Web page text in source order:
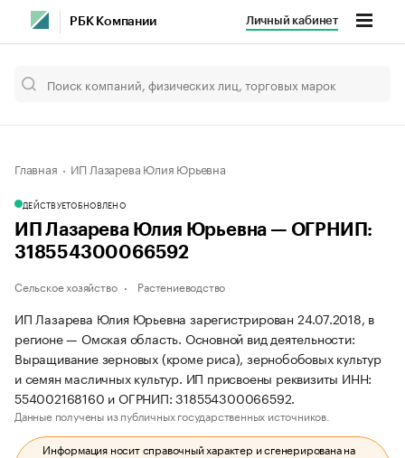
РБК Компании Личный кабинет
Главная ИП Лазарева Юлия Юрьевна
ДЕЙСТВУЕТОБНОВЛЕНО
ИП Лазарева Юлия Юрьевна — ОГРНИП:
318554300066592
Сельское хозяйство Растениеводство
ИП Лазарева Юлия Юрьевна зарегистрирован 24.07.2018, в
регионе — Омская область. Основной вид деятельности:
Выращивание зерновых (кроме риса), зернобобовых культур
и семян масличных культур. ИП присвоены реквизиты ИНН:
554002168160 и ОГРНИП: 318554300066592.
Данные получены из публичных государственных источников.
Информация носит справочный характер и сгенерирована на